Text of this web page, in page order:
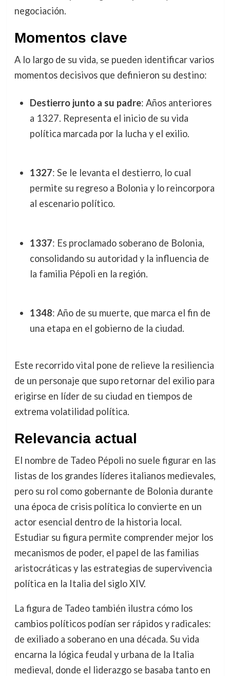
negociación.
Momentos clave
A lo largo de su vida, se pueden identificar varios
momentos decisivos que definieron su destino:
Destierro junto a su padre: Años anteriores
a 1327. Representa el inicio de su vida
política marcada por la lucha y el exilio.
1327: Se le levanta el destierro, lo cual
permite su regreso a Bolonia y lo reincorpora
al escenario político.
1337: Es proclamado soberano de Bolonia,
consolidando su autoridad y la influencia de
la familia Pépoli en la región.
1348: Año de su muerte, que marca el fin de
una etapa en el gobierno de la ciudad.
Este recorrido vital pone de relieve la resiliencia
de un personaje que supo retornar del exilio para
erigirse en líder de su ciudad en tiempos de
extrema volatilidad política.
Relevancia actual
El nombre de Tadeo Pépoli no suele figurar en las
listas de los grandes líderes italianos medievales,
pero su rol como gobernante de Bolonia durante
una época de crisis política lo convierte en un
actor esencial dentro de la historia local.
Estudiar su figura permite comprender mejor los
mecanismos de poder, el papel de las familias
aristocráticas y las estrategias de supervivencia
política en la Italia del siglo XIV.
La figura de Tadeo también ilustra cómo los
cambios políticos podían ser rápidos y radicales:
de exiliado a soberano en una década. Su vida
encarna la lógica feudal y urbana de la Italia
medieval, donde el liderazgo se basaba tanto en